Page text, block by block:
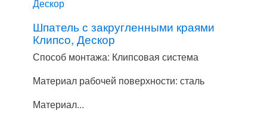
Шпатель с закругленными краями
Клипсо, Дескор
Способ монтажа: Клипсовая система
Материал рабочей поверхности: сталь
Материал...